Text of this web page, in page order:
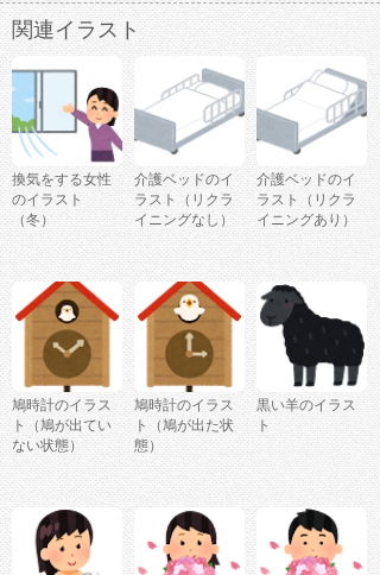
関連イラスト
換気をする女性
のイラスト
（冬）
介護ベッドのイ
ラスト（リクラ
イニングなし）
介護ベッドのイ
ラスト（リクラ
イニングあり）
鳩時計のイラス
ト（鳩が出てい
ない状態）
鳩時計のイラス
ト（鳩が出た状
態）
黒い羊のイラス
ト